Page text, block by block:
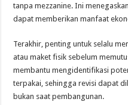
tanpa mezzanine. Ini
dapat memberikan manfaat
Terakhir, penting untuk selalu
atau maket fisik sebelum
membantu mengidentifikasi
terpakai, sehingga revisi dapat
bukan saat pembangunan.